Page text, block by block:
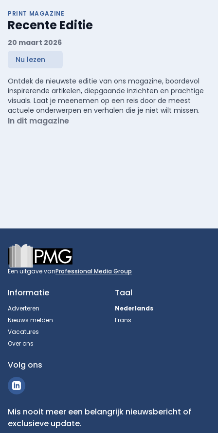
PRINT MAGAZINE
Recente Editie
20 maart 2026
Nu lezen
Ontdek de nieuwste editie van ons magazine, boordevol
inspirerende artikelen, diepgaande inzichten en prachtige
visuals. Laat je meenemen op een reis door de meest
actuele onderwerpen en verhalen die je niet wilt missen.
In dit magazine
Footer
Een uitgave vanProfessional Media Group
Informatie
Adverteren
Nieuws melden
Vacatures
Over ons
Taal
Nederlands
Frans
Volg ons
Mis nooit meer een belangrijk nieuwsbericht of
exclusieve update.